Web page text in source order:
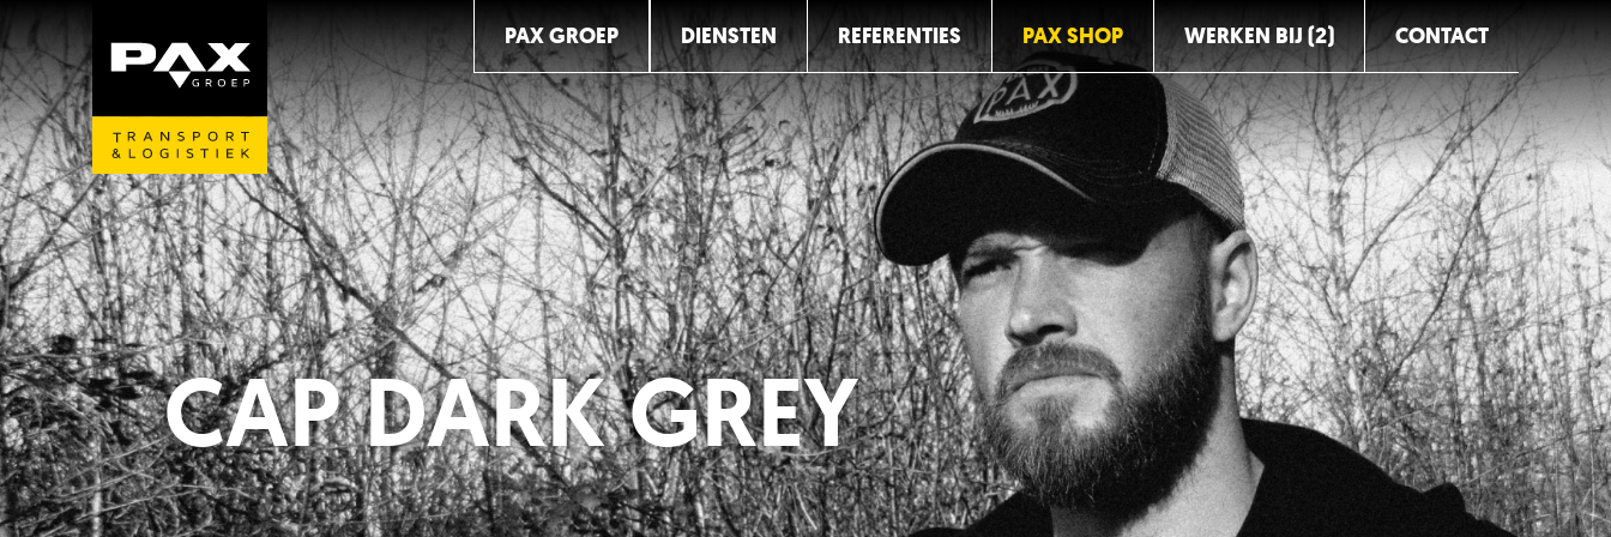
PAX GROEP DIENSTEN REFERENTIES PAX SHOP WERKEN BIJ (2) CONTACT
CAP DARK GREY